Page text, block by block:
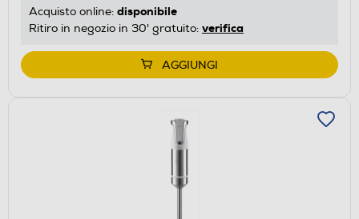
Acquisto online: disponibile
Ritiro in negozio in 30' gratuito: verifica
AGGIUNGI